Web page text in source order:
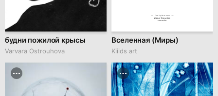
будни пожилой крысы
Varvara Ostrouhova
Family Museum
Dima Tinyahin
Вселенная (Миры)
Kiiids art